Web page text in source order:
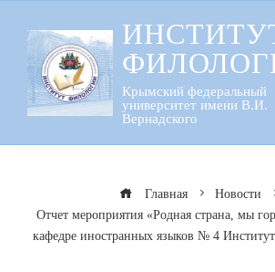
содержанию
Крымский федеральный
университет имени В.И.
Вернадского
Главная
Новости
Отчет мероприятия «Родная страна, мы
кафедре иностранных языков № 4